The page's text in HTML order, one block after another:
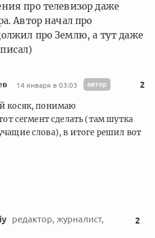
про телевизор даже
Автор начал про
про Землю, а тут даже
14 января в 03:03 автор 2
косяк, понимаю
сегмент сделать (там шутка
слова), в итоге решил вот
редактор, журналист,
2